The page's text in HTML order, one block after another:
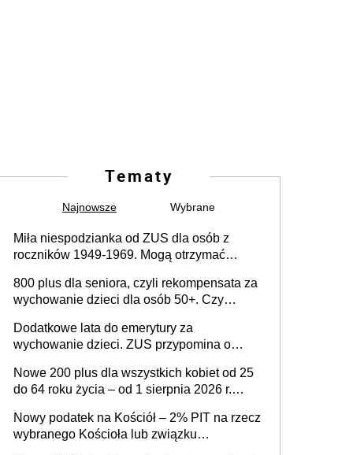
Tematy
Najnowsze Wybrane
Miła niespodzianka od ZUS dla osób z
roczników 1949-1969. Mogą otrzymać
800 plus dla seniora, czyli rekompensata za
wychowanie dzieci dla osób 50+. Czy
wejdzie w życie?
Dodatkowe lata do emerytury za
wychowanie dzieci. ZUS przypomina o
Nowe 200 plus dla wszystkich kobiet od 25
do 64 roku życia – od 1 sierpnia 2026 r.
programu rządowego
Nowy podatek na Kościół – 2% PIT na rzecz
wybranego Kościoła lub związku